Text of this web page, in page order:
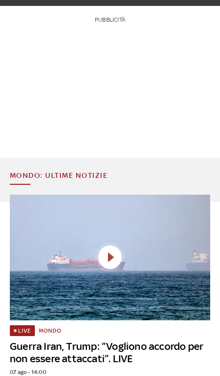
PUBBLICITÀ
MONDO: ULTIME NOTIZIE
Guerra Iran, Trump: “Vogliono accordo per
non essere attaccati”. LIVE
LIVE MONDO
07 ago - 14:00